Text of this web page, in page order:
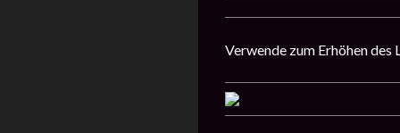
Verwende zum Erhöhen des